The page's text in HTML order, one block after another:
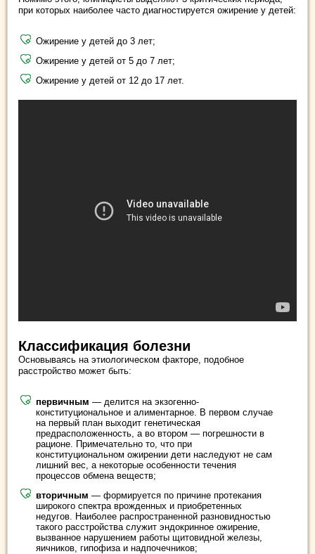
при которых наиболее часто диагностируется ожирение у детей:
Ожирение у детей до 3 лет;
Ожирение у детей от 5 до 7 лет;
Ожирение у детей от 12 до 17 лет.
Классификация болезни
Основываясь на этиологическом факторе, подобное
расстройство может быть:
первичным — делится на экзогенно-
конституциональное и алиментарное. В первом случае
на первый план выходит генетическая
предрасположенность, а во втором — погрешности в
рационе. Примечательно то, что при
конституциональном ожирении дети наследуют не сам
лишний вес, а некоторые особенности течения
процессов обмена веществ;
вторичным — формируется по причине протекания
широкого спектра врожденных и приобретенных
недугов. Наиболее распространенной разновидностью
такого расстройства служит эндокринное ожирение,
вызванное нарушением работы щитовидной железы,
яичников, гипофиза и надпочечников;